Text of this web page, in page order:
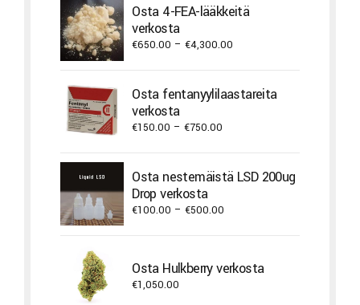
through
Osta 4-FEA-lääkkeitä
verkosta
€650.00 – €4,300.00
through
Osta fentanyylilaastareita
verkosta
€150.00 – €750.00
through
Osta nestemäistä LSD 200ug
Drop verkosta
€100.00 – €500.00
through
€500.00
Osta Hulkberry verkosta
€1,050.00